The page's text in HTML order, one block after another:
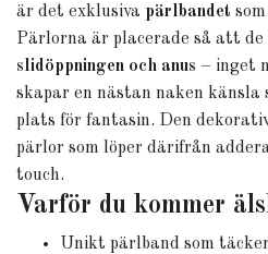
är det exklusiva pärlbandet
Pärlorna är placerade så att de
slidöppningen och anus – inget
skapar en nästan naken
plats för fantasin. Den
pärlor som löper därifrån
touch.
Varför du kommer
Unikt pärlband som